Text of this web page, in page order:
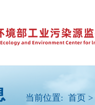
当前位置: 首页 >